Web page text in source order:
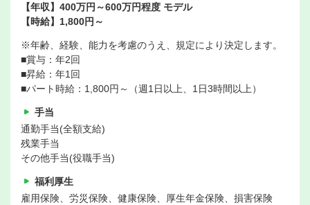
【年収】400万円～600万円程度 モデル
【時給】1,800円～
※年齢、経験、能力を考慮のうえ、規定により決定します。
■賞与：年2回
■昇給：年1回
■パート時給：1,800円～（週1日以上、1日3時間以上）
手当
通勤手当(全額支給)
残業手当
その他手当(役職手当)
福利厚生
雇用保険、労災保険、健康保険、厚生年金保険、損害保険